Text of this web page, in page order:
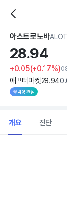
아스트로노바ALOT
28.94
+0.05(+0.17%)
애프터마켓28.940
4명 관심
개요 진단
The chart has 1